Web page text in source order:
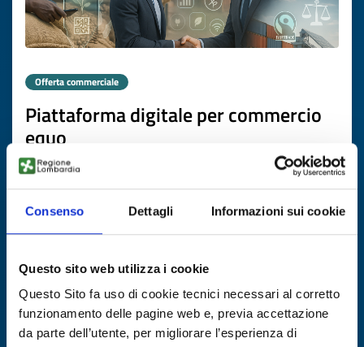
Consenso Dettagli Informazioni sui cookie
Questo sito web utilizza i cookie
Questo Sito fa uso di cookie tecnici necessari al corretto
funzionamento delle pagine web e, previa accettazione
da parte dell’utente, per migliorare l’esperienza di
Offerta commerciale
Piattaforma digitale per commercio
equo
ID EEN: BOGB20250827024
SCOPRI DI PIÙ →
Scade il29 ottobre 2026